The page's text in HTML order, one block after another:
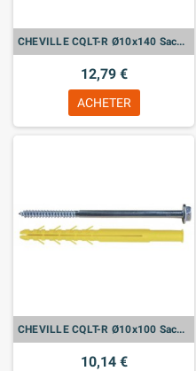
CHEVILLE CQLT-R Ø10x140 Sachet de 10
12,79 €
ACHETER
CHEVILLE CQLT-R Ø10x100 Sachet de 10
10,14 €